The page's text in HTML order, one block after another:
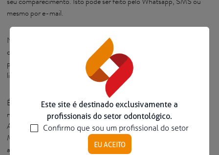
seu comparecimento. Isto pode ser feito pelo Whatsapp, SMS ou
mesmo por e-mail.
No mais, é essencial manter contacto com os seus Pacientes
confirmando a consulta com um ou dois dias de antecedência. Até
porque, ao fazer isto, pode encaixar algum Paciente que esteja na
lista de espera, caso haja uma desistência.
É claro que, para que este processo seja feito de maneira eficaz, é
necessário que o consultório tenha a sua agenda bem-organizada.
Além disso, do ponto de vista da gestão empresarial, quando o
Médico Dentista tem acesso a métricas de faltas de Pacientes isto
ajuda na maior previsibilidade sobre os gastos e lucros da clínica.
Este site é destinado exclusivamente a
profissionais do setor odontológico.
Confirmo que sou um profissional do setor
EU ACEITO